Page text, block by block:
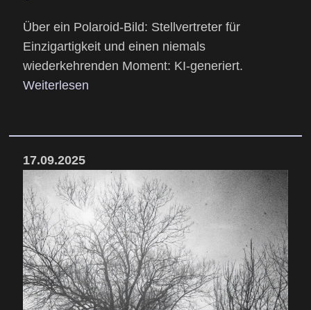
Über ein Polaroid-Bild: Stellvertreter für
Einzigartigkeit und einen niemals
wiederkehrenden Moment: KI-generiert.
Weiterlesen
17.09.2025